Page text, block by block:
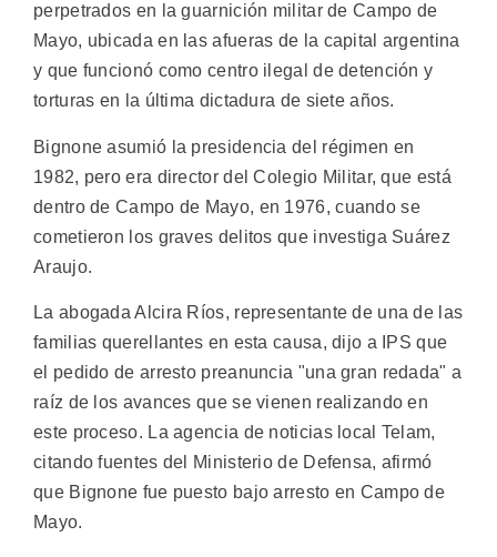
perpetrados en la guarnición militar de Campo de
Mayo, ubicada en las afueras de la capital argentina
y que funcionó como centro ilegal de detención y
torturas en la última dictadura de siete años.
Bignone asumió la presidencia del régimen en
1982, pero era director del Colegio Militar, que está
dentro de Campo de Mayo, en 1976, cuando se
cometieron los graves delitos que investiga Suárez
Araujo.
La abogada Alcira Ríos, representante de una de las
familias querellantes en esta causa, dijo a IPS que
el pedido de arresto preanuncia "una gran redada" a
raíz de los avances que se vienen realizando en
este proceso. La agencia de noticias local Telam,
citando fuentes del Ministerio de Defensa, afirmó
que Bignone fue puesto bajo arresto en Campo de
Mayo.